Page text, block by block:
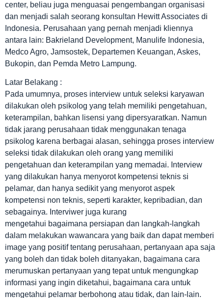
center, beliau juga menguasai pengembangan organisasi
dan menjadi salah seorang konsultan Hewitt Associates di
Indonesia. Perusahaan yang pernah menjadi kliennya
antara lain: Bakrieland Development, Manulife Indonesia,
Medco Agro, Jamsostek, Departemen Keuangan, Askes,
Bukopin, dan Pemda Metro Lampung.
Latar Belakang :
Pada umumnya, proses interview untuk seleksi karyawan
dilakukan oleh psikolog yang telah memiliki pengetahuan,
keterampilan, bahkan lisensi yang dipersyaratkan. Namun
tidak jarang perusahaan tidak menggunakan tenaga
psikolog karena berbagai alasan, sehingga proses interview
seleksi tidak dilakukan oleh orang yang memiliki
pengetahuan dan keterampilan yang memadai. Interview
yang dilakukan hanya menyorot kompetensi teknis si
pelamar, dan hanya sedikit yang menyorot aspek
kompetensi non teknis, seperti karakter, kepribadian, dan
sebagainya. Interviwer juga kurang
mengetahui bagaimana persiapan dan langkah-langkah
dalam melakukan wawancara yang baik dan dapat memberi
image yang positif tentang perusahaan, pertanyaan apa saja
yang boleh dan tidak boleh ditanyakan, bagaimana cara
merumuskan pertanyaan yang tepat untuk mengungkap
informasi yang ingin diketahui, bagaimana cara untuk
mengetahui pelamar berbohong atau tidak, dan lain-lain.